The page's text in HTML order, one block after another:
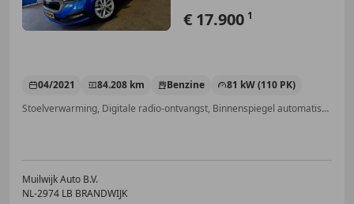
€ 17.900 1
04/2021 84.208 km Benzine
81 kW (110 PK)
Stoelverwarming, Digitale radio-ontvangst, Binnenspiegel automatisch dimmend, Automatische klimaatregeling, Regensensor, Zij-airbags, LED verlichting, Cruise control
Muilwijk Auto B.V.
NL-2974 LB BRANDWIJK